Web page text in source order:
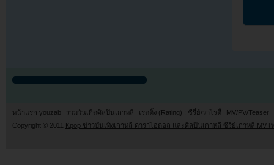
หน้าแรก youzab รวมวันเกิดศิลปินเกาหลี เรตติ้ง (Rating) : ซีรี่ย์/วาไรตี้
MV/PV/Teaser
Copyright © 2011 Kpop ข่าวบันเทิงเกาหลี ดาราไอดอล และศิลปินเกาหลี ซีรี่ย์เกาหลี MV